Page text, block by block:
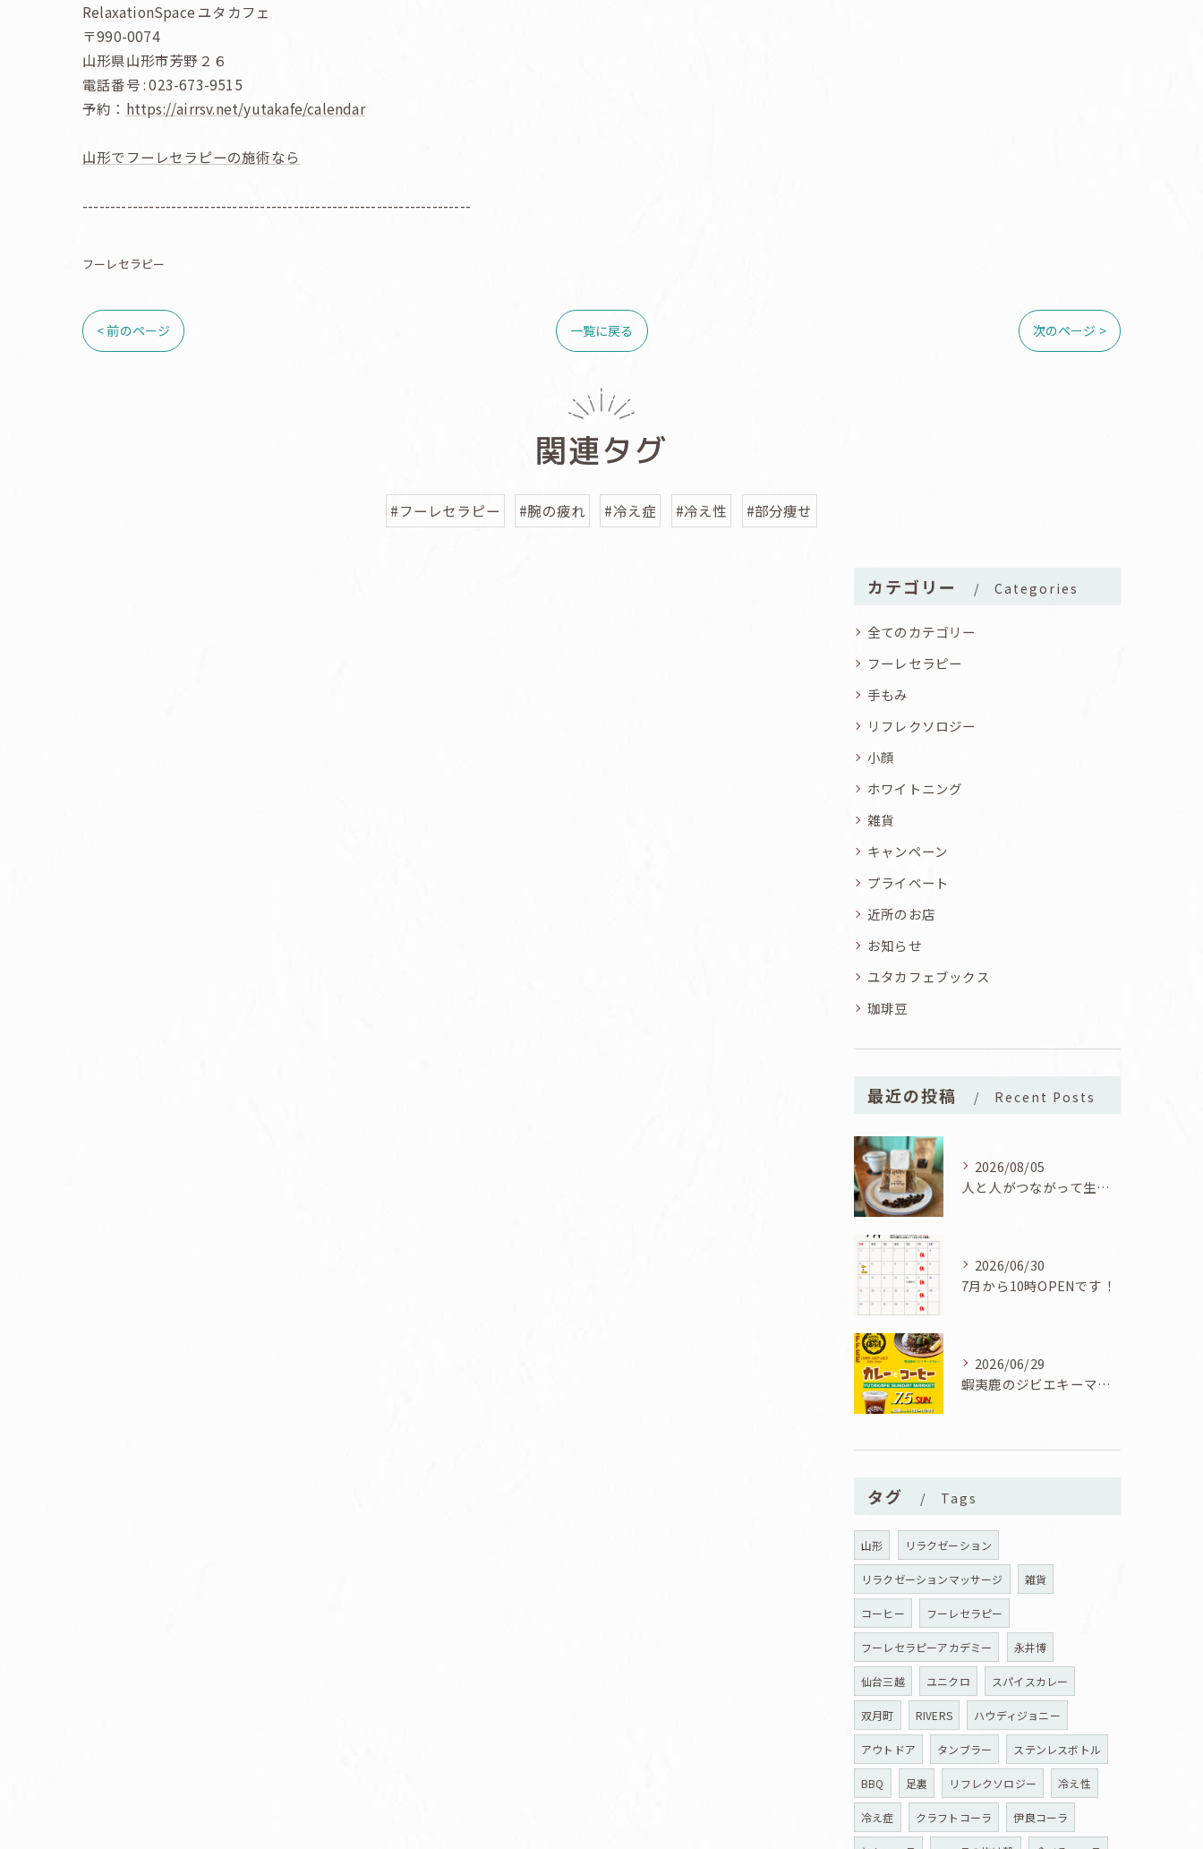
RelaxationSpace ユタカフェ
〒990-0074
山形県山形市芳野２６
電話番号 : 023-673-9515
予約： https://airrsv.net/yutakafe/calendar
山形でフーレセラピーの施術なら
----------------------------------------------------------------------
フーレセラピー
< 前のページ 一覧に戻る 次のページ >
関連タグ
#フーレセラピー #腕の疲れ #冷え症 #冷え性 #部分痩せ
カテゴリー Categories
全てのカテゴリー
フーレセラピー
手もみ
リフレクソロジー
小顔
ホワイトニング
雑貨
キャンペーン
プライベート
近所のお店
お知らせ
ユタカフェブックス
珈琲豆
最近の投稿 Recent Posts
2026/08/05
人と人がつながって生まれた一品！ユタカフェオリジナルコーヒーシフォン誕生！
2026/06/30
7月から10時OPENです！
2026/06/29
蝦夷鹿のジビエキーマカレーが食べられる7/5『カレーとコーヒーと七夕』開催！
タグ Tags
山形 リラクゼーション
リラクゼーションマッサージ 雑貨
コーヒー フーレセラピー
フーレセラピーアカデミー 永井博
仙台三越 ユニクロ スパイスカレー
双月町 RIVERS ハウディジョニー
アウトドア タンブラー ステンレスボトル
BBQ 足裏 リフレクソロジー 冷え性
冷え症 クラフトコーラ 伊良コーラ